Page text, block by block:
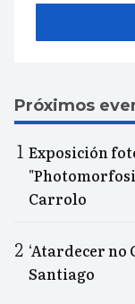
Próximos
Exposición
Carrolo
‘Atardecer no
Santiago